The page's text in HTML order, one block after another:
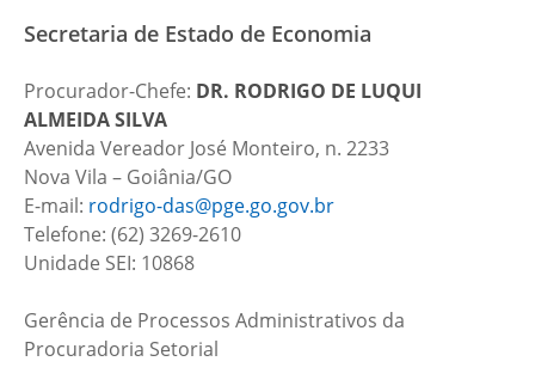
Secretaria de Estado de Economia
Procurador-Chefe: DR. RODRIGO DE LUQUI
ALMEIDA SILVA
Avenida Vereador José Monteiro, n. 2233
Nova Vila – Goiânia/GO
E-mail: rodrigo-das@pge.go.gov.br
Telefone: (62) 3269-2610
Unidade SEI: 10868
Gerência de Processos Administrativos da
Procuradoria Setorial